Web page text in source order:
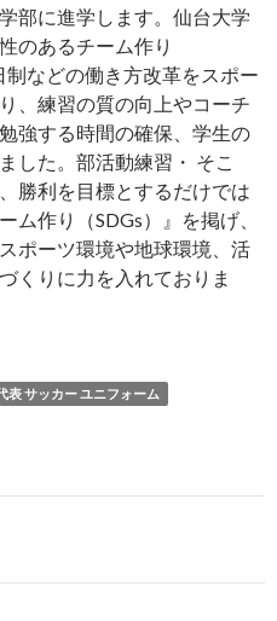
部に進学します。仙台大学
のあるチーム作り
制などの働き方改革をスポー
、練習の質の向上やコーチ
強する時間の確保、学生の
した。部活動練習・ そこ
勝利を目標とするだけでは
ム作り（SDGs）』を掲げ、
ポーツ環境や地球環境、活
くりに力を入れておりま
表 サッカー ユニフォーム